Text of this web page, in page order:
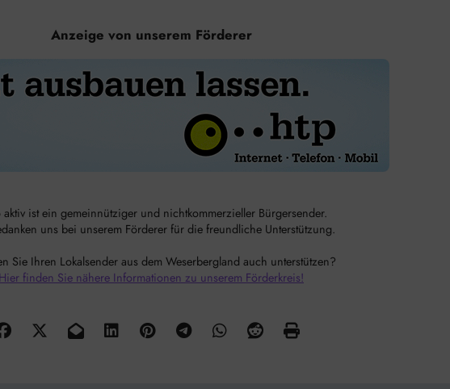
Anzeige von unserem Förderer
aktiv ist ein gemeinnütziger und nichtkommerzieller Bürgersender.
uns bei unserem Förderer für die freundliche Unterstützung.
Sie Ihren Lokalsender aus dem Weserbergland auch unterstützen?
Hier finden Sie nähere Informationen zu unserem Förderkreis!